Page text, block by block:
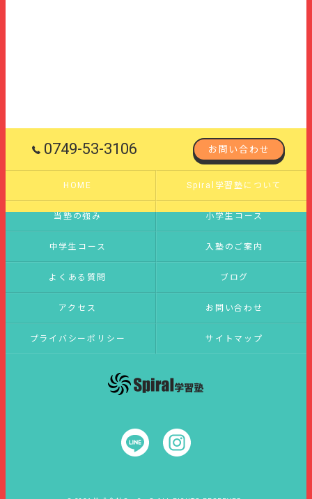
0749-53-3106 お問い合わせ
HOME Spiral学習塾について
当塾の強み 小学生コース
中学生コース 入塾のご案内
よくある質問 ブログ
アクセス お問い合わせ
プライバシーポリシー サイトマップ